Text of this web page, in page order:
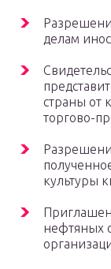
делам
страны от
торгово-
культуры
нефтяных